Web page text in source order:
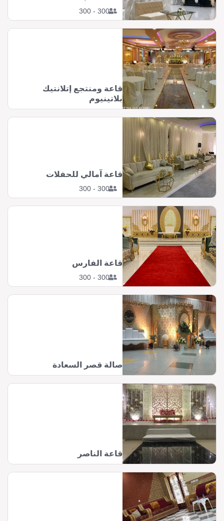
300 - 300
قاعة ومنتجع إتلانتيك
بلاتينيوم
300 - 300
قاعة آمالي للحفلات
300 - 300
قاعة الفارس
صالة قصر السعادة
قاعة الناصر